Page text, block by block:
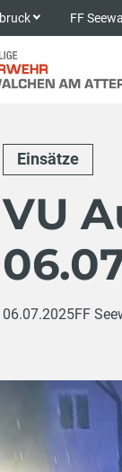
FF
Einsätze
VU
06.07.2025FF